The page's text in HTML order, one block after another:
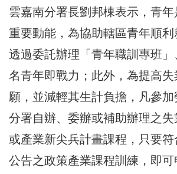
雲嘉南分署長劉邦棟表示，青
重要動能，為協助轄區青年順
透過委託辦理「青年職訓專班
名青年即戰力；此外，為提高
願，並減輕其生計負擔，凡參
分署自辦、委辦或補助辦理之
或產業新尖兵計畫課程，只要
公告之政策產業課程訓練，即